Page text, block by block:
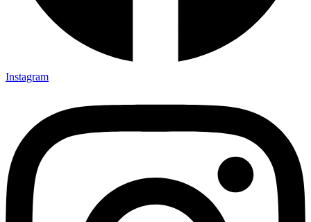
Instagram